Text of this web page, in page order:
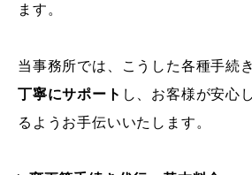
ます。
当事務所では、こうした各種手続
丁寧にサポート し、お客様が安心
るようお手伝いいたします。